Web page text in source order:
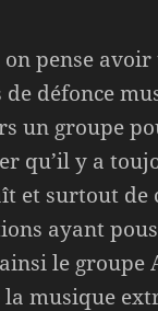
on pense
de défonce
un groupe
qu’il y a
et surtout de
ayant
le groupe
musique